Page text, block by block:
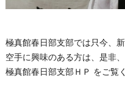
極真館春日部支部では只今、
空手に興味のある方は、是非、
極真館春日部支部ＨＰ をご覧